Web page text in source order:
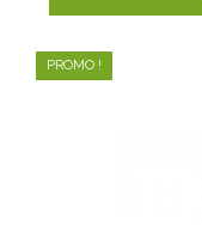
PROMO !